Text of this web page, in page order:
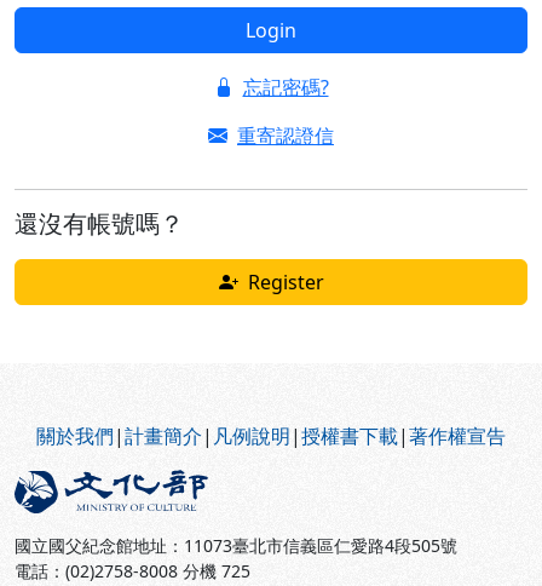
Login
忘記密碼?
重寄認證信
還沒有帳號嗎？
Register
關於我們|計畫簡介| 凡例說明|授權書下載|著作權宣告
國立國父紀念館地址：11073臺北市信義區仁愛路4段505號
電話：(02)2758-8008 分機 725